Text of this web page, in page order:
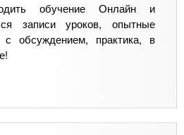
обучение Онлайн и
записи уроков, опытные
с обсуждением, практика, в